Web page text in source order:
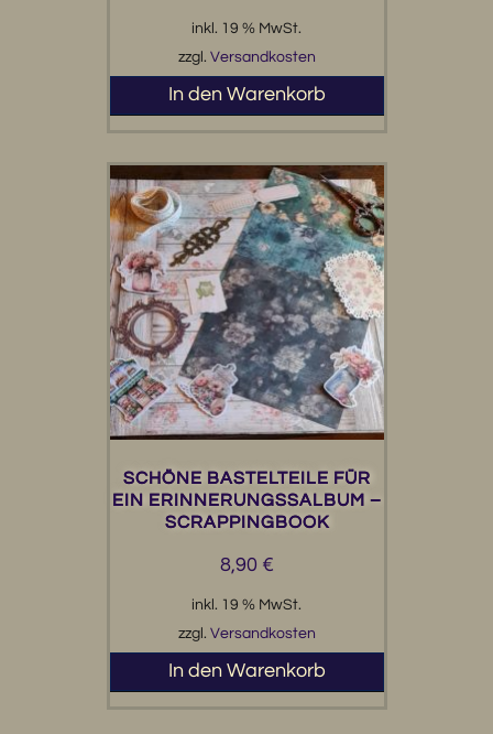
inkl. 19 % MwSt.
zzgl. Versandkosten
In den Warenkorb
SCHÖNE BASTELTEILE FÜR
EIN ERINNERUNGSSALBUM –
SCRAPPINGBOOK
8,90 €
inkl. 19 % MwSt.
zzgl. Versandkosten
In den Warenkorb